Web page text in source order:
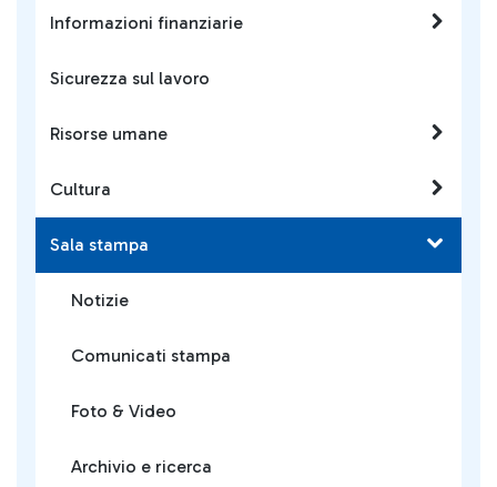
Informazioni finanziarie
Sicurezza sul lavoro
Risorse umane
Cultura
Sala stampa
Notizie
Comunicati stampa
Foto & Video
Archivio e ricerca